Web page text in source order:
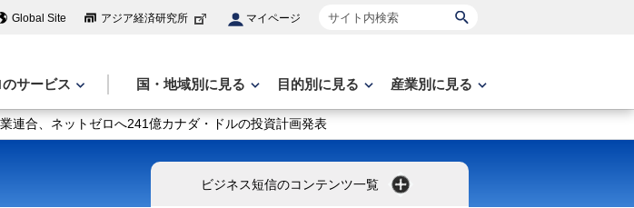
Global Site アジア経済研究所 マイページ サイト内検索
サービス 国・地域別に見る 目的別に見る 産業別に見る
連合、ネットゼロへ241億カナダ・ドルの投資計画発表
ビジネス短信のコンテンツ一覧